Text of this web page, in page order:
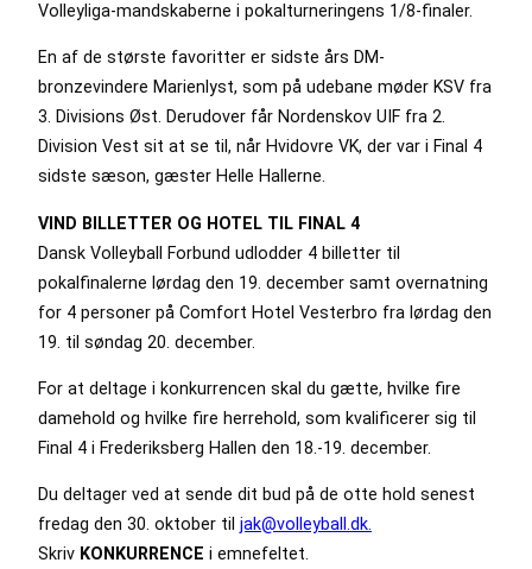
Volleyliga-mandskaberne i pokalturneringens 1/8-finaler.
En af de største favoritter er sidste års DM-
bronzevindere Marienlyst, som på udebane møder KSV fra
3. Divisions Øst. Derudover får Nordenskov UIF fra 2.
Division Vest sit at se til, når Hvidovre VK, der var i Final 4
sidste sæson, gæster Helle Hallerne.
VIND BILLETTER OG HOTEL TIL FINAL 4
Dansk Volleyball Forbund udlodder 4 billetter til
pokalfinalerne lørdag den 19. december samt overnatning
for 4 personer på Comfort Hotel Vesterbro fra lørdag den
19. til søndag 20. december.
For at deltage i konkurrencen skal du gætte, hvilke fire
damehold og hvilke fire herrehold, som kvalificerer sig til
Final 4 i Frederiksberg Hallen den 18.-19. december.
Du deltager ved at sende dit bud på de otte hold senest
fredag den 30. oktober til jak@volleyball.dk.
Skriv KONKURRENCE i emnefeltet.